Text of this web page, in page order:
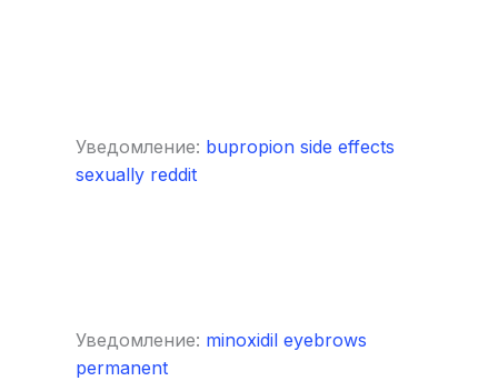
Уведомление: bupropion side effects
sexually reddit
Уведомление: minoxidil eyebrows
permanent